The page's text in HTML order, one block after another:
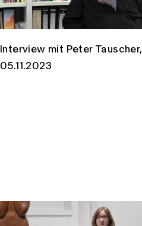
Interview mit Peter Tauscher,
05.11.2023